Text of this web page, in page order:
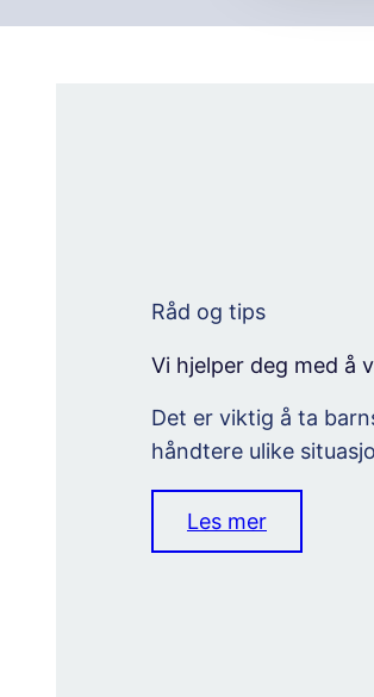
Råd og tips
Vi hjelper deg med å
Det er viktig å ta
håndtere ulike
Les mer